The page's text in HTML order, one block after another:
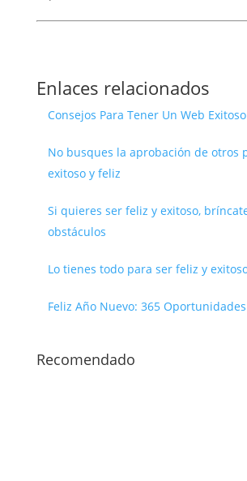
Enlaces relacionados
Consejos Para Tener Un Web Exitoso
No busques la aprobación de otros
exitoso y feliz
Si quieres ser feliz y exitoso,
obstáculos
Lo tienes todo para ser feliz y
Feliz Año Nuevo: 365
Recomendado